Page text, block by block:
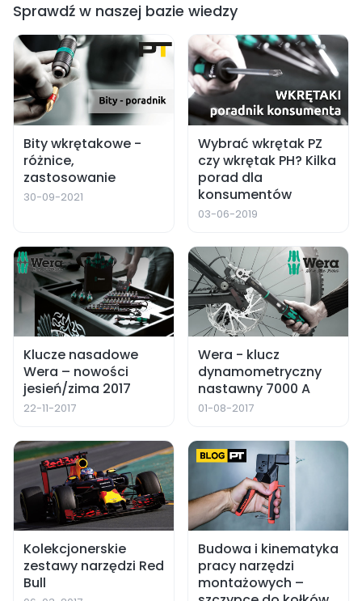
Sprawdź w naszej bazie wiedzy
Bity wkrętakowe -
różnice,
zastosowanie
30-09-2021
Wybrać wkrętak PZ
czy wkrętak PH? Kilka
porad dla
konsumentów
03-06-2019
Klucze nasadowe
Wera – nowości
jesień/zima 2017
22-11-2017
Wera - klucz
dynamometryczny
nastawny 7000 A
01-08-2017
Kolekcjonerskie
zestawy narzędzi Red
Bull
Budowa i kinematyka
pracy narzędzi
montażowych –